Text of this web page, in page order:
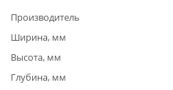
Производитель
Ширина, мм
Высота, мм
Глубина, мм